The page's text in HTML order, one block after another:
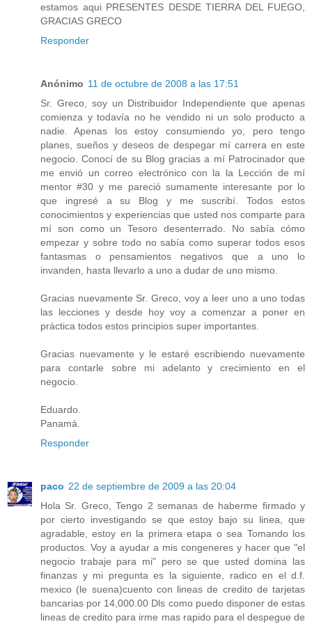
estamos aqui PRESENTES DESDE TIERRA DEL FUEGO,
GRACIAS GRECO
Responder
Anónimo 11 de octubre de 2008 a las 17:51
Sr. Greco, soy un Distribuidor Independiente que apenas
comienza y todavía no he vendido ni un solo producto a
nadie. Apenas los estoy consumiendo yo, pero tengo
planes, sueños y deseos de despegar mí carrera en este
negocio. Conocí de su Blog gracias a mí Patrocinador que
me envió un correo electrónico con la la Lección de mí
mentor #30 y me pareció sumamente interesante por lo
que ingresé a su Blog y me suscribí. Todos estos
conocimientos y experiencias que usted nos comparte para
mí son como un Tesoro desenterrado. No sabía cómo
empezar y sobre todo no sabía como superar todos esos
fantasmas o pensamientos negativos que a uno lo
invanden, hasta llevarlo a uno a dudar de uno mismo.
Gracias nuevamente Sr. Greco, voy a leer uno a uno todas
las lecciones y desde hoy voy a comenzar a poner en
práctica todos estos principios super importantes.
Gracias nuevamente y le estaré escribiendo nuevamente
para contarle sobre mi adelanto y crecimiento en el
negocio.
Eduardo.
Panamá.
Responder
paco 22 de septiembre de 2009 a las 20:04
Hola Sr. Greco, Tengo 2 semanas de haberme firmado y
por cierto investigando se que estoy bajo su linea, que
agradable, estoy en la primera etapa o sea Tomando los
productos. Voy a ayudar a mis congeneres y hacer que "el
negocio trabaje para mi" pero se que usted domina las
finanzas y mi pregunta es la siguiente, radico en el d.f.
mexico (le suena)cuento con lineas de credito de tarjetas
bancarias por 14,000.00 Dls como puedo disponer de estas
lineas de credito para irme mas rapido para el despegue de